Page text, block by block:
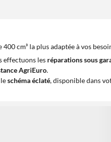
cm³ la plus adaptée à vos
effectuons les réparations sous
AgriEuro.
schéma éclaté, disponible dans